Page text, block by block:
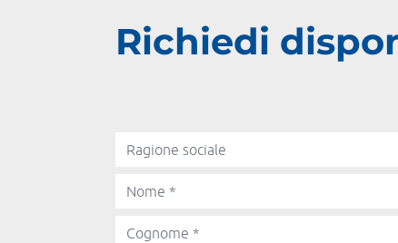
Richiedi